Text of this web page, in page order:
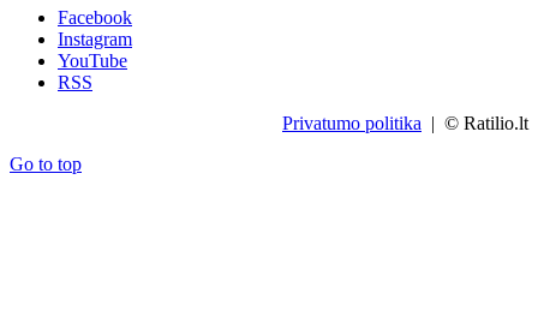
Facebook
Instagram
YouTube
RSS
Privatumo politika | © Ratilio.lt
Go to top